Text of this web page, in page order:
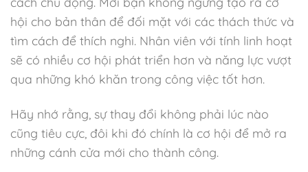
hội cho bản thân để đối mặt với các thách thức và
tìm cách để thích nghi. Nhân viên với tính linh hoạt
sẽ có nhiều cơ hội phát triển hơn và năng lực vượt
qua những khó khăn trong công việc tốt hơn.
Hãy nhớ rằng, sự thay đổi không phải lúc nào
cũng tiêu cực, đôi khi đó chính là cơ hội để mở ra
những cánh cửa mới cho thành công.